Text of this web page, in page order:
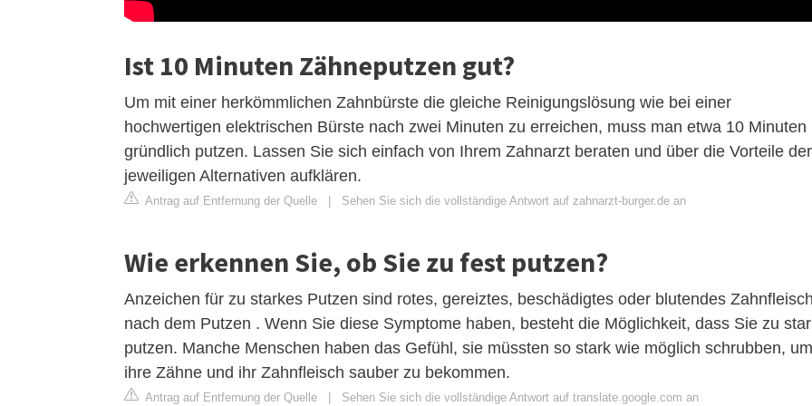
Ist 10 Minuten Zähneputzen gut?
Um mit einer herkömmlichen Zahnbürste die gleiche Reinigungslösung wie bei einer
hochwertigen elektrischen Bürste nach zwei Minuten zu erreichen, muss man etwa 10 Minuten
gründlich putzen. Lassen Sie sich einfach von Ihrem Zahnarzt beraten und über die Vorteile der
jeweiligen Alternativen aufklären.
Antrag auf Entfernung der Quelle | Sehen Sie sich die vollständige Antwort auf zahnarzt-burger.de an
Wie erkennen Sie, ob Sie zu fest putzen?
Anzeichen für zu starkes Putzen sind rotes, gereiztes, beschädigtes oder blutendes Zahnfleisch
nach dem Putzen . Wenn Sie diese Symptome haben, besteht die Möglichkeit, dass Sie zu
putzen. Manche Menschen haben das Gefühl, sie müssten so stark wie möglich schrubben, um
ihre Zähne und ihr Zahnfleisch sauber zu bekommen.
Antrag auf Entfernung der Quelle | Sehen Sie sich die vollständige Antwort auf translate.google.com an